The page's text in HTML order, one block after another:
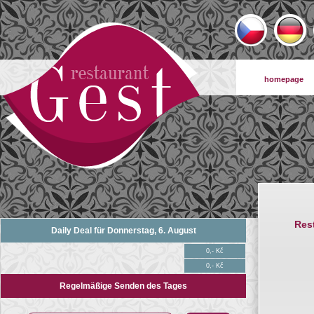
homepage
Daily Deal für Donnerstag, 6. August
0,- Kč
0,- Kč
Regelmäßige Senden des Tages